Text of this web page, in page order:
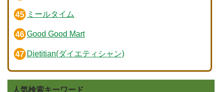
ミールタイム
Good Good Mart
Dietitian(ダイエティシャン)
人気検索キーワード